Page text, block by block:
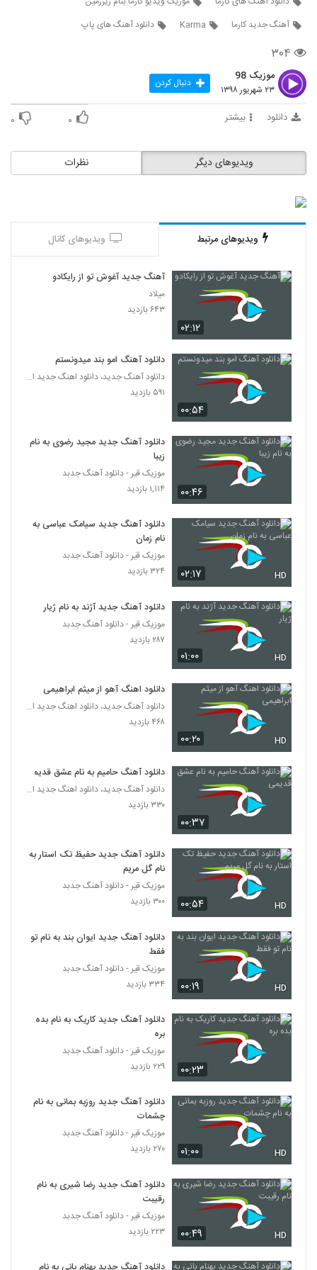
6273
6275
6276
mohsen chavoshi Band Baz
۲۳۲ بازدید
دانلود آهنگ قایق شکسته از علیرضا محمدپور
۲۳۸ بازدید
6279
دانلود آهنگ سهیل دفتری خانوم
۳۰۹ بازدید
دانلود آهنگ بارونه چشام از آرمان نیک
6281
آهنگ بی رحم از بهنام آزاد(پاپ)
۲۲۴ بازدید
موزیک زیبای احساس خوب از شایان یزدان یار
۲۳۵ بازدید
Ali Sotoode Mesle To Nistam
6284
دانلود آهنگ استرس از وحید بی نیاز
Juno Halghe Moohat)
۲۹۱ بازدید
6286
آهنگ یادگار از احسان رحمانی(پاپ)
۲۳۵ بازدید
موزیک زیبای چه خوب از سعید بزمی پور
6288
Puzzle Band Memorable Podcast 3
6289
Mozaffari Setayesh)
۴۳۸ بازدید
دانلود آهنگ جدید و زیبای امین افتخاری با نام
عاشق ترین
6291
آهنگ محمد قربانپور بنام کام دل
۲۲۴ بازدید
دانلود آهنگ امید آراد فکر تو (Omid Arad
Fekre To)
۲۲۰ بازدید
دانلود آهنگ مسعود گلباشی خنده های تو
6294
دانلود آهنگ یاک از علی آرشا
۲۴۴ بازدید
Arya Aroomam Ba Negat)
۲۴۰ بازدید
آهنگ جدید کارما
Karma دانلود آهنگ های پاپ
۳۰۴
موزیک 98
۲۳ شهریور ۱۳۹۸ دنبال کردن
دانلود بیشتر ۰ ۰
نظرات ویدیوهای دیگر
ویدیوهای مرتبط ویدیوهای کانال
۰۲:۱۲
آهنگ جدید آغوش تو از رایکادو
میلاد
۶۴۳ بازدید
۰۰:۵۴
دانلود آهنگ امو بند میدونستم
دانلود آهنگ جدید، دانلود اهنگ جدید ایرانی
۵۹۱ بازدید
۰۰:۴۶
دانلود آهنگ جدید مجید رضوی به نام
زیبا
موزیک قیر - دانلود آهنگ جدبد
۱,۱۱۴ بازدید
۰۲:۱۷ HD
دانلود آهنگ جدید سیامک عباسی به
نام زمان
موزیک قیر - دانلود آهنگ جدبد
۳۲۴ بازدید
۰۱:۰۰ HD
دانلود آهنگ جدید آژند به نام ژیار
موزیک قیر - دانلود آهنگ جدبد
۲۸۷ بازدید
۰۰:۲۰ HD
دانلود اهنگ آهو از میثم ابراهیمی
دانلود آهنگ جدید، دانلود اهنگ جدید ایرانی
۴۶۸ بازدید
۰۰:۳۷
دانلود آهنگ حامیم به نام عشق قدیمی
دانلود آهنگ جدید، دانلود اهنگ جدید ایرانی
۳۳۰ بازدید
۰۰:۵۴ HD
دانلود آهنگ جدید حفیظ تک استار به
نام گل مریم
موزیک قیر - دانلود آهنگ جدبد
۳۰۰ بازدید
۰۰:۱۹ HD
دانلود آهنگ جدید ایوان بند به نام تو
فقط
موزیک قیر - دانلود آهنگ جدبد
۳۳۴ بازدید
۰۰:۲۳
دانلود آهنگ جدید کاریک به نام بده
بره
موزیک قیر - دانلود آهنگ جدبد
۲۲۹ بازدید
۰۱:۰۰ HD
دانلود آهنگ جدید روزبه بمانی به نام
چشمات
موزیک قیر - دانلود آهنگ جدبد
۲۷۰ بازدید
۰۰:۴۹ HD
دانلود آهنگ جدید رضا شیری به نام
رقیبت
موزیک قیر - دانلود آهنگ جدبد
۲۲۳ بازدید